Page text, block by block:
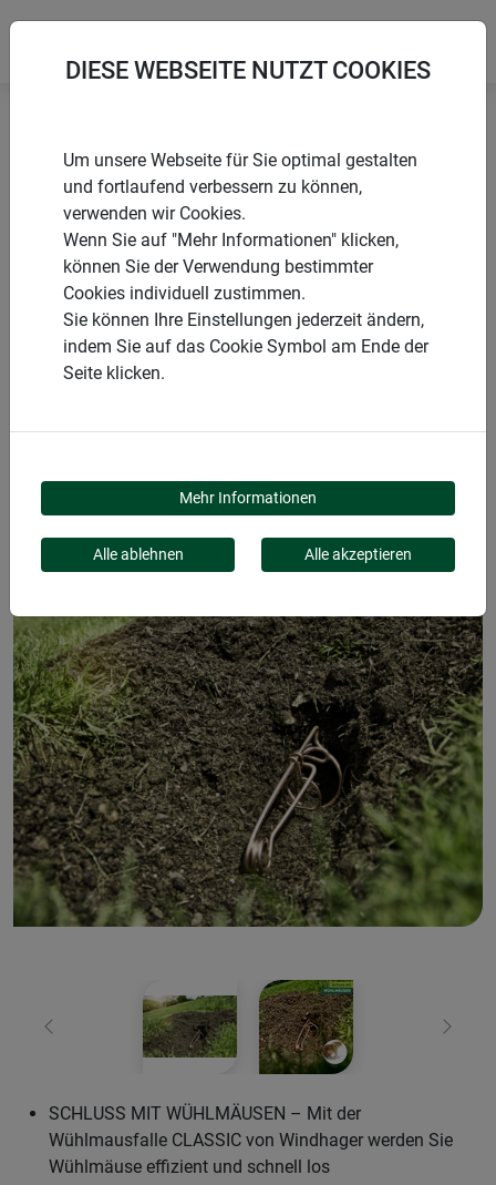
Startseite
Wühlmäuse & Maulwürfe
Wühlmausfallen CLASSIC
PRODUKTE
WÜHLMAUSFALLEN
CLASSIC
Zurück Weiter
SCHLUSS MIT WÜHLMÄUSEN – Mit der
Wühlmausfalle CLASSIC von Windhager werden Sie
Wühlmäuse effizient und schnell los
DIESE WEBSEITE NUTZT COOKIES
Um unsere Webseite für Sie optimal gestalten
und fortlaufend verbessern zu können,
verwenden wir Cookies.
Wenn Sie auf "Mehr Informationen" klicken,
können Sie der Verwendung bestimmter
Cookies individuell zustimmen.
Sie können Ihre Einstellungen jederzeit ändern,
indem Sie auf das Cookie Symbol am Ende der
Seite klicken.
Mehr Informationen
Alle ablehnen Alle akzeptieren